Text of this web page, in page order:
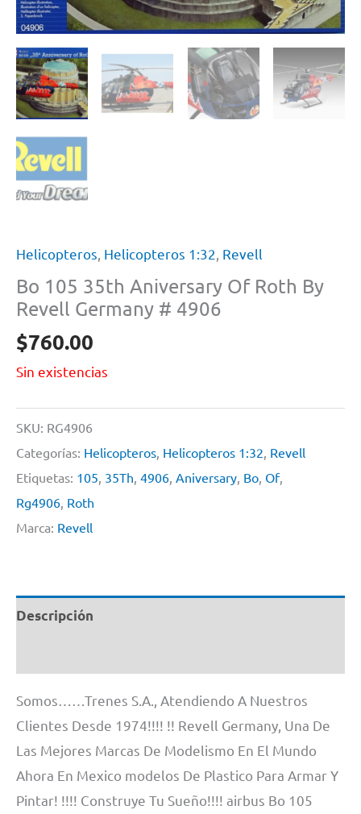
Helicopteros, Helicopteros 1:32, Revell
Bo 105 35th Aniversary Of Roth By
Revell Germany # 4906
$760.00
Sin existencias
SKU: RG4906
Categorías: Helicopteros Helicopteros 1:32 Revell
Etiquetas: 105 35Th 4906 Aniversary Bo Of,
Rg4906 Roth
Marca: Revell
Descripción
Somos……Trenes S.A., Atendiendo A Nuestros
Clientes Desde 1974!!!! !! Revell Germany, Una De
Las Mejores Marcas De Modelismo En El Mundo
Ahora En Mexico modelos De Plastico Para Armar Y
Pintar! !!!! Construye Tu Sueño!!!! airbus Bo 105